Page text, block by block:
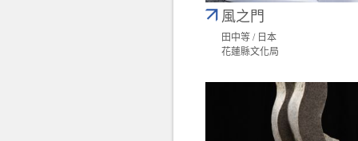
風之門
田中等 / 日本
花蓮縣文化局